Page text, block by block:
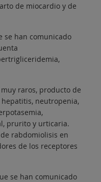
de miocardio y de
se han comunicado
raros, producto de
neutropenia,
prurito y urticaria.
rabdomiolisis en
de los receptores
se han comunicado